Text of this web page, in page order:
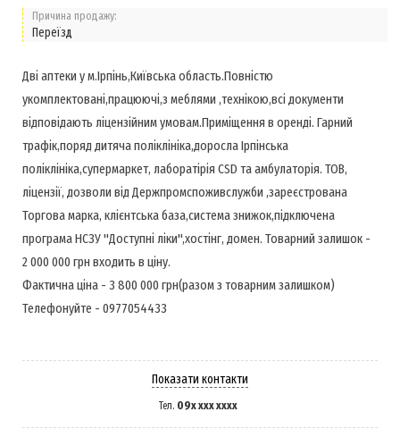
Причина продажу:
Переїзд
Дві аптеки у м.Ірпінь,Київська область.Повністю
укомплектовані,працюючі,з меблями ,технікою,всі документи
відповідають ліцензійним умовам.Приміщення в оренді. Гарний
трафік,поряд дитяча поліклініка,доросла Ірпінська
поліклініка,супермаркет, лаборатірія CSD та амбулаторія. ТОВ,
ліцензії, дозволи від Держпромспоживслужби ,зареєстрована
Торгова марка, клієнтська база,система знижок,підключена
програма НСЗУ "Доступні ліки",хостінг, домен. Товарний залишок -
2 000 000 грн входить в ціну.
Фактична ціна - 3 800 000 грн(разом з товарним залишком)
Телефонуйте - 0977054433
Показати контакти
Тел. 09x xxx xxxx